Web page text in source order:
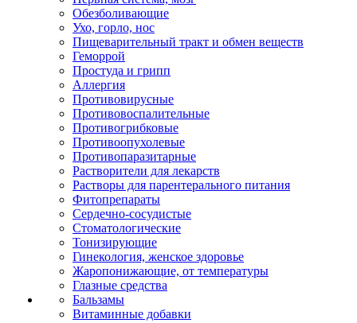
Обезболивающие
Ухо, горло, нос
Пищеварительный тракт и обмен веществ
Геморрой
Простуда и грипп
Аллергия
Противовирусные
Противовоспалительные
Противогрибковые
Противоопухолевые
Противопаразитарные
Растворители для лекарств
Растворы для парентерального питания
Фитопрепараты
Сердечно-сосудистые
Стоматологические
Тонизирующие
Гинекология, женское здоровье
Жаропонижающие, от температуры
Глазные средства
Бальзамы
Витаминные добавки